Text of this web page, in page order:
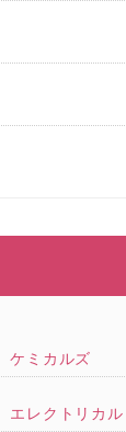
ケミカルズ
エレクトリカ